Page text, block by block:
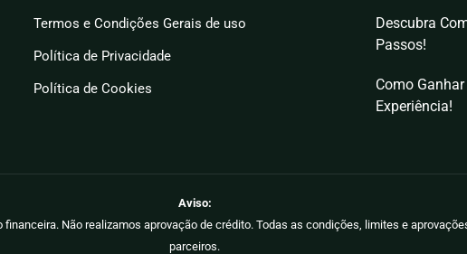
Termos e Condições Gerais de uso
Política de Privacidade
Política de Cookies
Descubra
Passos!
Como
Experiência!
Aviso:
Não realizamos aprovação de crédito. Todas as condições, limites e
parceiros.